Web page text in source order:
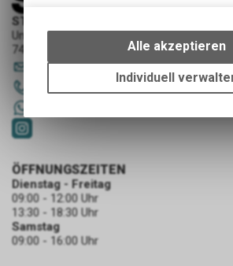
STORY Sportwerkstatt - Thusis
Unterer Rosenbühl 7
7430 Thusis
sportwerkstatt@story-thusis.ch
ÖFFNUNGSZEITEN
Dienstag - Freitag
09:00 - 12:00 Uhr
13:30 - 18:30 Uhr
Samstag
09:00 - 16:00 Uhr
bestimmte
Einstellungen auf
um die
Funktionen unseres
Alle akzeptieren
Individuell